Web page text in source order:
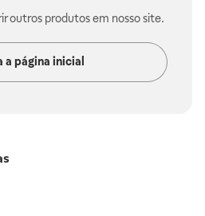
outros produtos em nosso site.
a página inicial